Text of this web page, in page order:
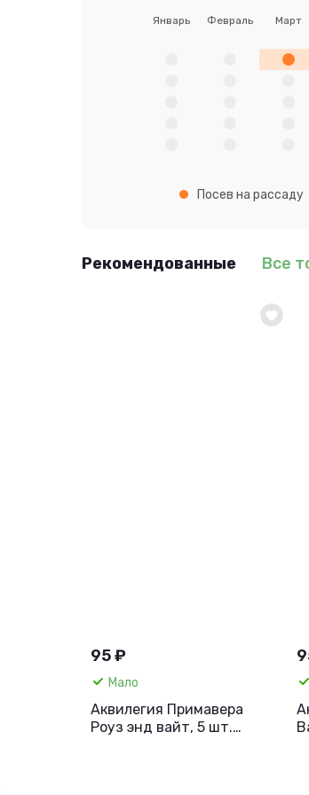
Январь Февраль Март
Посев на рассаду
Рекомендованные Все
95 ₽
Мало
Аквилегия Примавера
Роуз энд вайт, 5 шт.